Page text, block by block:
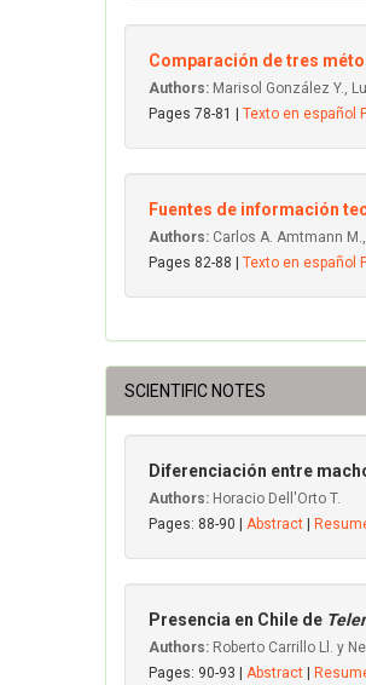
Comparación de tres
Authors: Marisol González Y.,
Pages 78-81 | Texto en español
Fuentes de información
Authors: Carlos A. Amtmann
Pages 82-88 | Texto en español
SCIENTIFIC NOTES
Diferenciación entre
Authors: Horacio Dell'Orto T.
Pages: 88-90 | Abstract
Presencia en Chile de
Authors: Roberto Carrillo Ll. y
Pages: 90-93 | Abstract